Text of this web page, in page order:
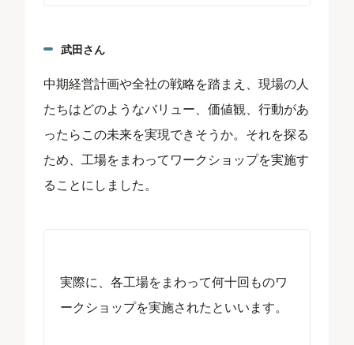
武田さん
中期経営計画や全社の戦略を踏まえ、現場の人
たちはどのようなバリュー、価値観、行動があ
ったらこの未来を実現できそうか。それを探る
ため、工場をまわってワークショップを実施す
ることにしました。
実際に、各工場をまわって何十回ものワ
ークショップを実施されたといいます。